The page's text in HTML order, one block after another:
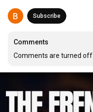
Subscribe
Comments
Comments are turned off